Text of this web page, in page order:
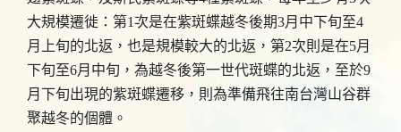
大規模遷徙：第1次是在紫斑蝶越冬後期3月中下旬至4
月上旬的北返，也是規模較大的北返，第2次則是在5月
下旬至6月中旬，為越冬後第一世代斑蝶的北返，至於9
月下旬出現的紫斑蝶遷移，則為準備飛往南台灣山谷群
聚越冬的個體。